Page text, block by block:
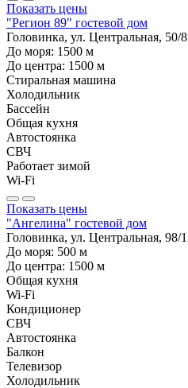
Показать цены
"Регион 89" гостевой дом
Головинка, ул. Центральная, 50/8
До моря: 1500 м
До центра: 1500 м
Стиральная машина
Холодильник
Бассейн
Общая кухня
Автостоянка
СВЧ
Работает зимой
Wi-Fi
Показать цены
"Ангелина" гостевой дом
Головинка, ул. Центральная, 98/1
До моря: 500 м
До центра: 1500 м
Общая кухня
Wi-Fi
Кондиционер
СВЧ
Автостоянка
Балкон
Телевизор
Холодильник